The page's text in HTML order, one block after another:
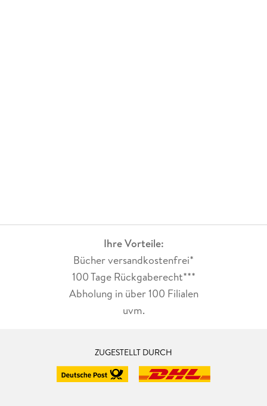
Ihre Vorteile:
Bücher versandkostenfrei*
100 Tage Rückgaberecht***
Abholung in über 100 Filialen
uvm.
ZUGESTELLT DURCH